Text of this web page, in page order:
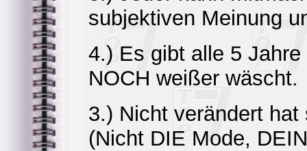
subjektiven Meinung
4.) Es gibt alle 5
NOCH weißer wäscht.
3.) Nicht verändert
(Nicht DIE Mode,